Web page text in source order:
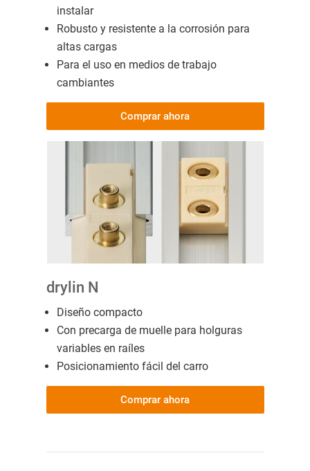
instalar
Robusto y resistente a la corrosión para
altas cargas
Para el uso en medios de trabajo
cambiantes
Comprar ahora
drylin N
Diseño compacto
Con precarga de muelle para holguras
variables en raíles
Posicionamiento fácil del carro
Comprar ahora